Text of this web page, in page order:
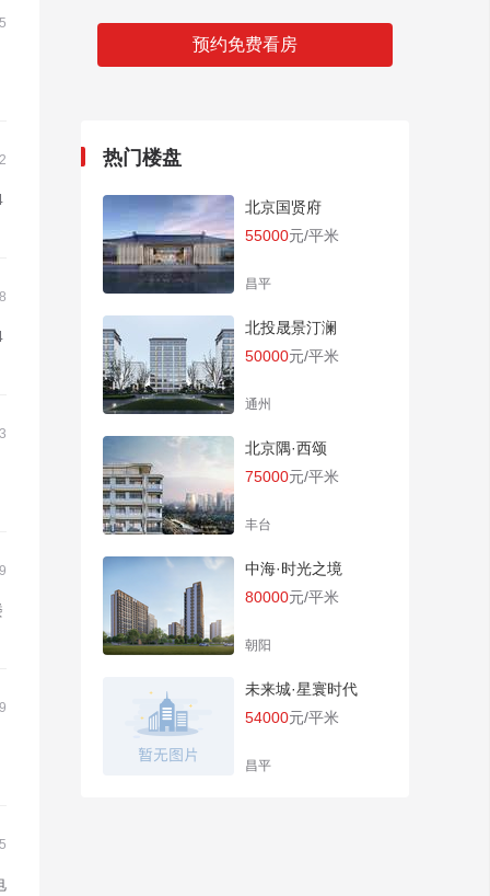
预约免费看房
热门楼盘
北京国贤府
55000元/平米
昌平
北投晟景汀澜
50000元/平米
通州
北京隅·西颂
75000元/平米
丰台
中海·时光之境
80000元/平米
朝阳
未来城·星寰时代
54000元/平米
昌平